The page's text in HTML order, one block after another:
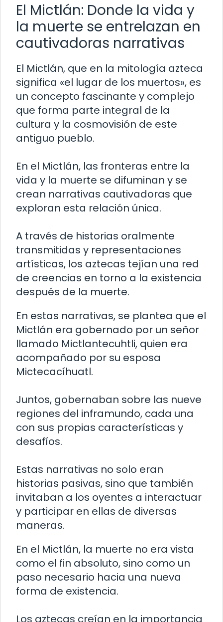
El Mictlán: Donde la vida y
la muerte se entrelazan en
cautivadoras narrativas
El Mictlán, que en la mitología azteca
significa «el lugar de los muertos», es
un concepto fascinante y complejo
que forma parte integral de la
cultura y la cosmovisión de este
antiguo pueblo.
En el Mictlán, las fronteras entre la
vida y la muerte se difuminan y se
crean narrativas cautivadoras que
exploran esta relación única.
A través de historias oralmente
transmitidas y representaciones
artísticas, los aztecas tejían una red
de creencias en torno a la existencia
después de la muerte.
En estas narrativas, se plantea que el
Mictlán era gobernado por un señor
llamado Mictlantecuhtli, quien era
acompañado por su esposa
Mictecacíhuatl.
Juntos, gobernaban sobre las nueve
regiones del inframundo, cada una
con sus propias características y
desafíos.
Estas narrativas no solo eran
historias pasivas, sino que también
invitaban a los oyentes a interactuar
y participar en ellas de diversas
maneras.
En el Mictlán, la muerte no era vista
como el fin absoluto, sino como un
paso necesario hacia una nueva
forma de existencia.
Los aztecas creían en la importancia